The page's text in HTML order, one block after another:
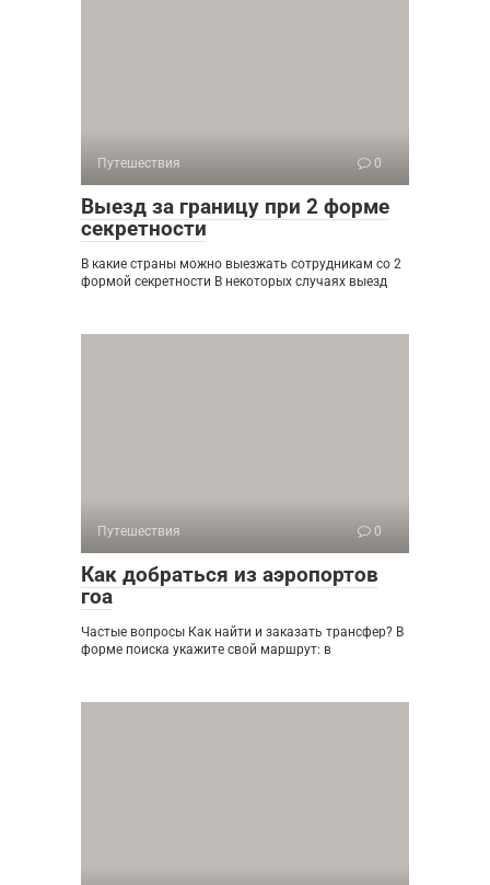
Путешествия 0
Выезд за границу при 2 форме
секретности
В какие страны можно выезжать сотрудникам со 2
формой секретности В некоторых случаях выезд
Путешествия 0
Как добраться из аэропортов
гоа
Частые вопросы Как найти и заказать трансфер? В
форме поиска укажите свой маршрут: в